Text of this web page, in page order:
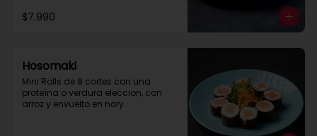
$7.990
Hosomaki
Mini Rolls de 8 cortes con una
proteína o verdura eleccion, con
arroz y envuelto en nory.